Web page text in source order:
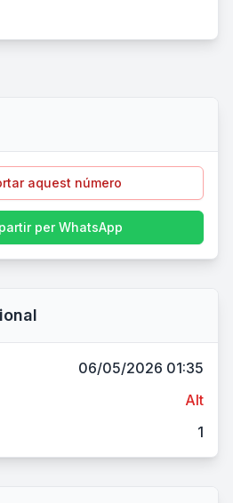
aquest número
per WhatsApp
06/05/2026 01:35
Alt
1